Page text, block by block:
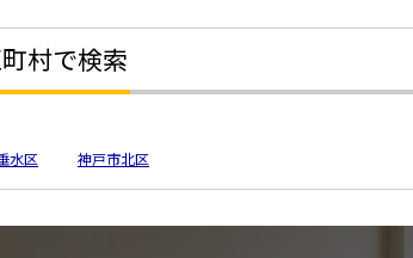
村で検索
水区 神戸市北区